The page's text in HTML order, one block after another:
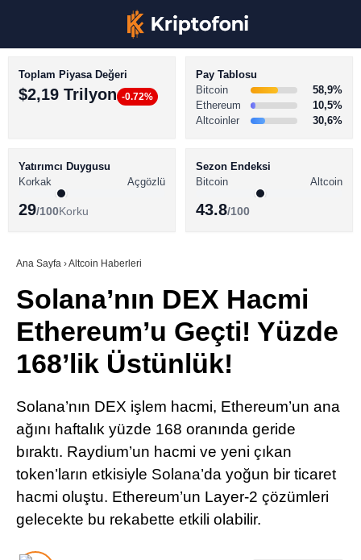
Youtube
TikTok
LinkedIn
Telegram
BİTCOİN HABERLERİ
ALTCOİN HABERLERİ
SÖZLÜK
Toplam Piyasa Değeri
$2,19 Trilyon -0.72%
Pay Tablosu
Bitcoin
58,9%
Ethereum
10,5%
Altcoinler
30,6%
Yatırımcı Duygusu
Korkak
Açgözlü
29/100Korku
Sezon Endeksi
Bitcoin
Altcoin
43.8/100
Ana Sayfa ›Altcoin Haberleri
Solana’nın DEX Hacmi
Ethereum’u Geçti! Yüzde
168’lik Üstünlük!
Solana’nın DEX işlem hacmi, Ethereum’un ana
ağını haftalık yüzde 168 oranında geride
bıraktı. Raydium’un hacmi ve yeni çıkan
token’ların etkisiyle Solana’da yoğun bir ticaret
hacmi oluştu. Ethereum’un Layer-2 çözümleri
gelecekte bu rekabette etkili olabilir.